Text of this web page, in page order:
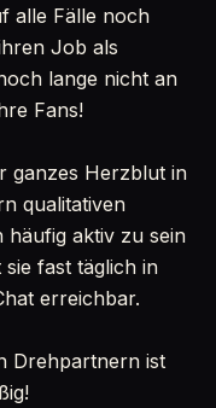
alle Fälle noch
Job als
lange nicht an
Fans!
ganzes Herzblut in
qualitativen
aktiv zu sein
sie fast täglich in
erreichbar.
Drehpartnern ist